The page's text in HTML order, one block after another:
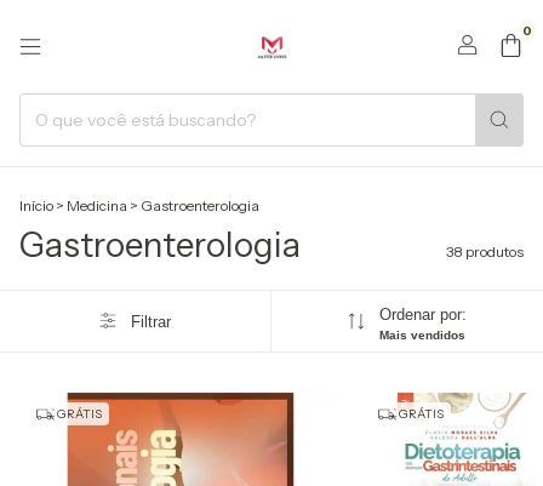
0
Início > Medicina > Gastroenterologia
Gastroenterologia 38 produtos
Filtrar Ordenar por:
Mais vendidos
GRÁTIS GRÁTIS